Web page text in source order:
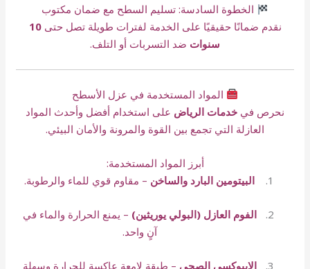
الخطوة السادسة: تسليم السطح مع ضمان مكتوب
نقدم ضمانًا حقيقيًا على الخدمة لفترات طويلة تصل حتى10
سنوات ضد التسربات أو التلف.
المواد المستخدمة في عزل الأسطح
نحرص في خدمات الرياض على استخدام أفضل وأحدث المواد
العازلة التي تجمع بين القوة والمرونة والأمان البيئي.
أبرز المواد المستخدمة:
البيتومين البارد والساخن – مقاوم قوي للماء والرطوبة.
الفوم العازل (البولي يوريثين) – يمنع الحرارة والماء في
آنٍ واحد.
الإيبوكسي الصحي – طبقة لامعة عاكسة للحرارة وسهلة